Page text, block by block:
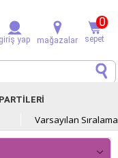
giriş yap mağazalar sepet
0